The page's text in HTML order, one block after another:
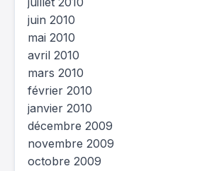
juin 2010
mai 2010
avril 2010
mars 2010
février 2010
janvier 2010
décembre 2009
novembre 2009
octobre 2009